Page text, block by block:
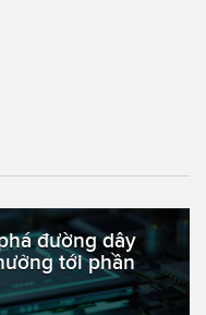
đường dây
tới phần